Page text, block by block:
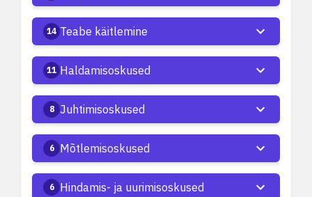
14 Teabe käitlemine
11 Haldamisoskused
8 Juhtimisoskused
6 Mõtlemisoskused
6 Hindamis- ja uurimisoskused